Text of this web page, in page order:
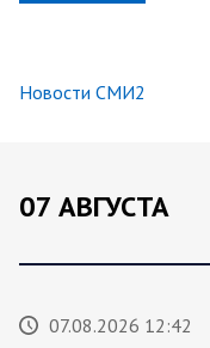
Новости СМИ2
07 АВГУСТА
07.08.2026 12:42